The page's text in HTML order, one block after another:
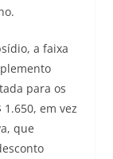
a faixa
para os
em vez
que